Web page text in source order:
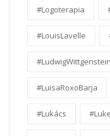
#Logoterapia
#LouisLavelle
#LudwigWittgenstein
#LuisaRoxoBarja
#Lukács #Luke